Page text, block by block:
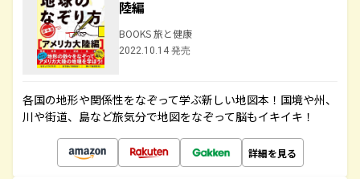
陸編
BOOKS 旅と健康
2022.10.14 発売
各国の地形や関係性をなぞって学ぶ新しい地図本！国境や州、
川や街道、島など旅気分で地図をなぞって脳もイキイキ！
詳細を見る